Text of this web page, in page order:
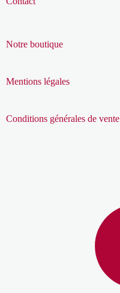
Notre boutique
Mentions légales
Conditions générales de vente